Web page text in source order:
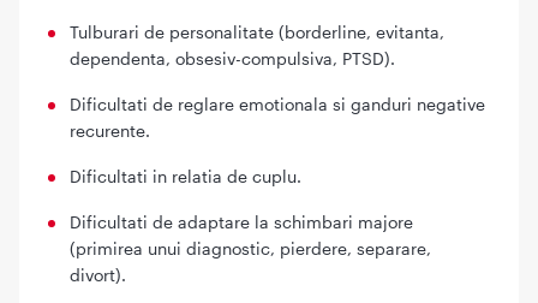
Tulburari de personalitate (borderline, evitanta,
dependenta, obsesiv-compulsiva, PTSD).
Dificultati de reglare emotionala si ganduri negative
recurente.
Dificultati in relatia de cuplu.
Dificultati de adaptare la schimbari majore
(primirea unui diagnostic, pierdere, separare,
divort).